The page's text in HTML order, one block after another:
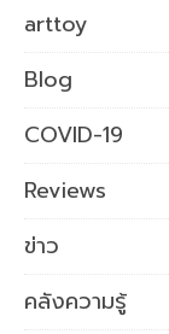
arttoy
Blog
COVID-19
Reviews
ข่าว
คลังความรู้